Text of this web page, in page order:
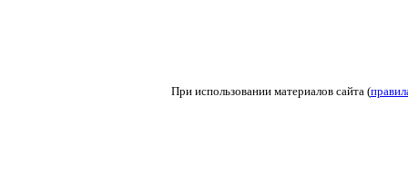
При использовании материалов сайта (